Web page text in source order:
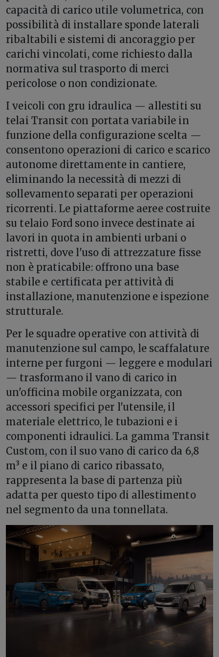
capacità di carico utile volumetrica, con
possibilità di installare sponde laterali
ribaltabili e sistemi di ancoraggio per
carichi vincolati, come richiesto dalla
normativa sul trasporto di merci
pericolose o non condizionate.
I veicoli con gru idraulica — allestiti su
telai Transit con portata variabile in
funzione della configurazione scelta —
consentono operazioni di carico e scarico
autonome direttamente in cantiere,
eliminando la necessità di mezzi di
sollevamento separati per operazioni
ricorrenti. Le piattaforme aeree costruite
su telaio Ford sono invece destinate ai
lavori in quota in ambienti urbani o
ristretti, dove l'uso di attrezzature fisse
non è praticabile: offrono una base
stabile e certificata per attività di
installazione, manutenzione e ispezione
strutturale.
Per le squadre operative con attività di
manutenzione sul campo, le scaffalature
interne per furgoni — leggere e modulari
— trasformano il vano di carico in
un'officina mobile organizzata, con
accessori specifici per l'utensile, il
materiale elettrico, le tubazioni e i
componenti idraulici. La gamma Transit
Custom, con il suo vano di carico da 6,8
m³ e il piano di carico ribassato,
rappresenta la base di partenza più
adatta per questo tipo di allestimento
nel segmento da una tonnellata.